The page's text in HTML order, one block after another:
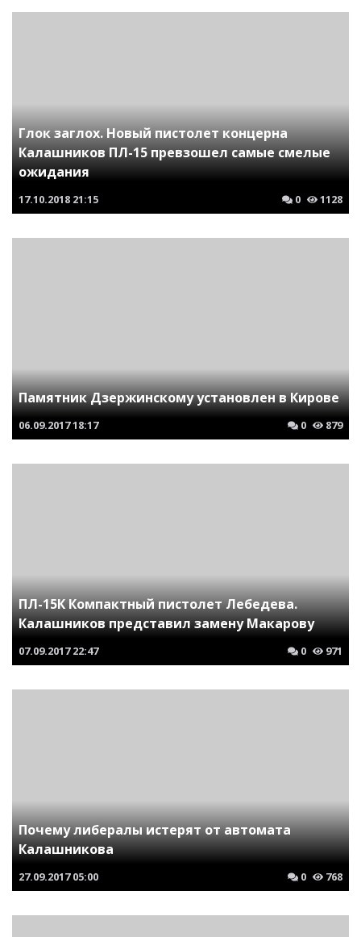
Глок заглох. Новый пистолет концерна
Калашников ПЛ-15 превзошел самые смелые
ожидания
17.10.2018 21:15 0 1128
Памятник Дзержинскому установлен в Кирове
06.09.201718:17 0 879
ПЛ-15К Компактный пистолет Лебедева.
Калашников представил замену Макарову
07.09.2017 22:47 0 971
Почему либералы истерят от автомата
Калашникова
27.09.2017 05:00 0 768